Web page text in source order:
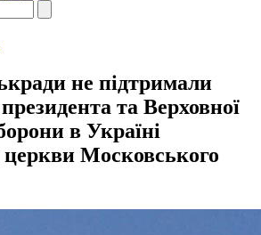
не підтримали
та Верховної
в Україні
церкви Московського